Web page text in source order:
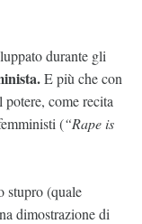
durante gli
E più che con
potere, come recita
(“Rape is
stupro (quale
dimostrazione di